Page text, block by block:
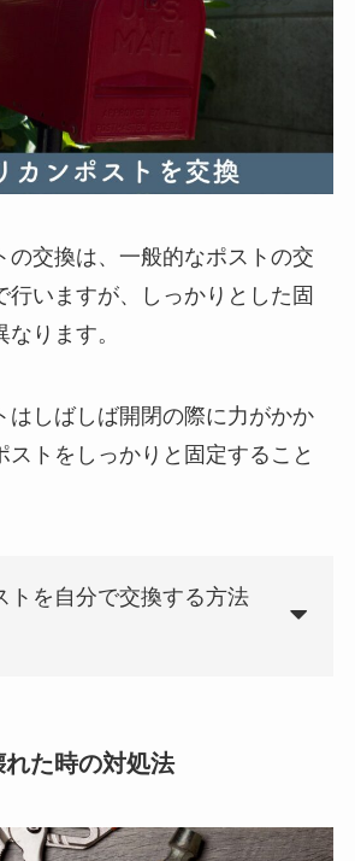
の交換は、一般的なポストの交
行いますが、しっかりとした固
ります。
はしばしば開閉の際に力がかか
ストをしっかりと固定すること
トを自分で交換する方法
た時の対処法